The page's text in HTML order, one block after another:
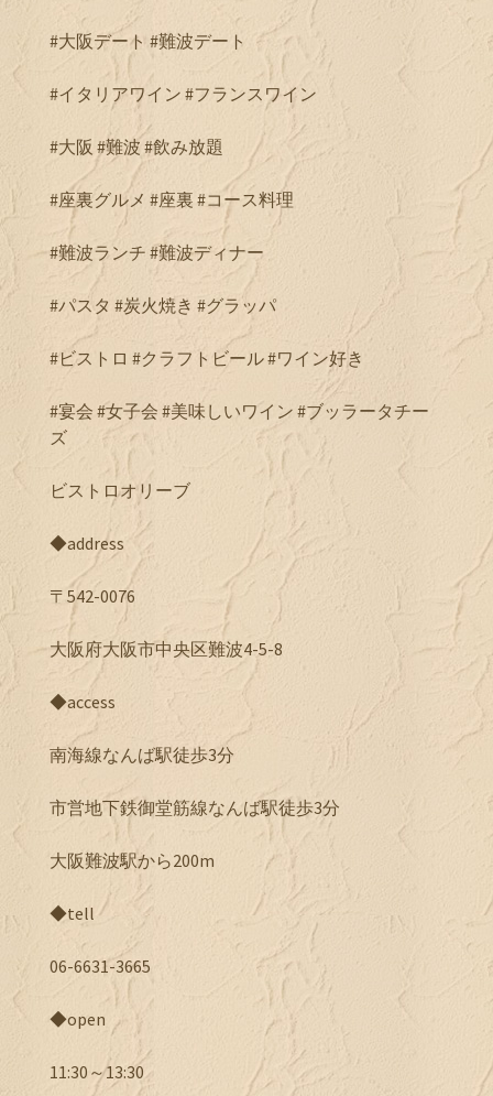
#大阪デート #難波デート
#イタリアワイン #フランスワイン
#大阪 #難波 #飲み放題
#座裏グルメ #座裏 #コース料理
#難波ランチ #難波ディナー
#パスタ #炭火焼き #グラッパ
#ビストロ #クラフトビール #ワイン好き
#宴会 #女子会 #美味しいワイン #ブッラータチー
ズ
ビストロオリーブ
◆address
〒542-0076
大阪府大阪市中央区難波4-5-8
◆access
南海線なんば駅徒歩3分
市営地下鉄御堂筋線なんば駅徒歩3分
大阪難波駅から200m
◆tell
06-6631-3665
◆open
11:30～13:30